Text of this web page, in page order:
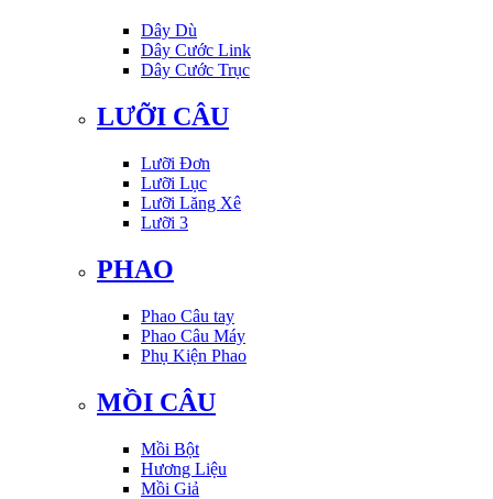
Dây Dù
Dây Cước Link
Dây Cước Trục
LƯỠI CÂU
Lưỡi Đơn
Lưỡi Lục
Lưỡi Lăng Xê
Lưỡi 3
PHAO
Phao Câu tay
Phao Câu Máy
Phụ Kiện Phao
MỒI CÂU
Mồi Bột
Hương Liệu
Mồi Giả